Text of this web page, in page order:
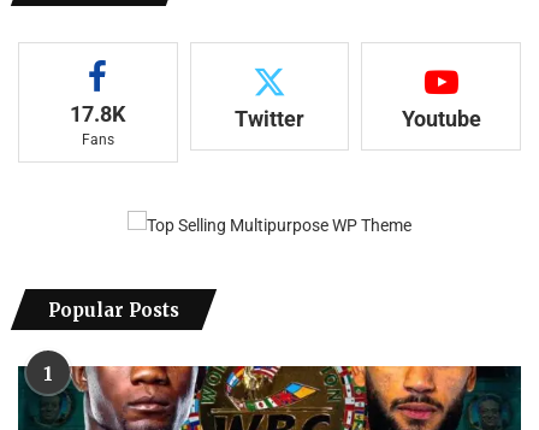
17.8K
Fans
Twitter Youtube
Popular Posts
1